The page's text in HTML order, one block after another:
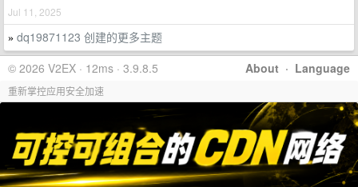
Jul 11, 2025
» dq19871123 创建的更多主题
About · Language
© 2026 V2EX · 12ms · 3.9.8.5
重新掌控应用安全加速